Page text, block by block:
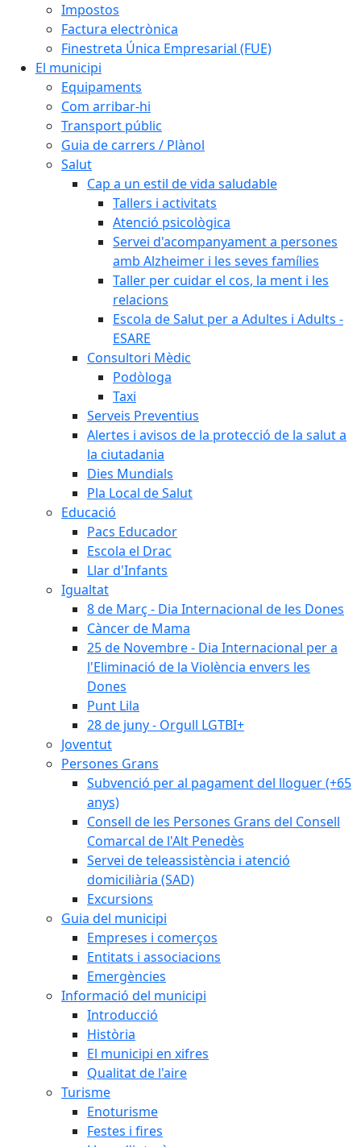
Impostos
Factura electrònica
Finestreta Única Empresarial (FUE)
El municipi
Equipaments
Com arribar-hi
Transport públic
Guia de carrers / Plànol
Salut
Cap a un estil de vida saludable
Tallers i activitats
Atenció psicològica
Servei d'acompanyament a persones
amb Alzheimer i les seves famílies
Taller per cuidar el cos, la ment i les
relacions
Escola de Salut per a Adultes i Adults -
ESARE
Consultori Mèdic
Podòloga
Taxi
Serveis Preventius
Alertes i avisos de la protecció de la salut a
la ciutadania
Dies Mundials
Pla Local de Salut
Educació
Pacs Educador
Escola el Drac
Llar d'Infants
Igualtat
8 de Març - Dia Internacional de les Dones
Càncer de Mama
25 de Novembre - Dia Internacional per a
l'Eliminació de la Violència envers les
Dones
Punt Lila
28 de juny - Orgull LGTBI+
Joventut
Persones Grans
Subvenció per al pagament del lloguer (+65
anys)
Consell de les Persones Grans del Consell
Comarcal de l'Alt Penedès
Servei de teleassistència i atenció
domiciliària (SAD)
Excursions
Guia del municipi
Empreses i comerços
Entitats i associacions
Emergències
Informació del municipi
Introducció
Història
El municipi en xifres
Qualitat de l'aire
Turisme
Enoturisme
Festes i fires